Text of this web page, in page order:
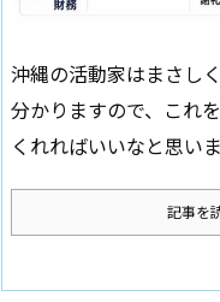
沖縄の活動家はまさし
分かりますので、これ
くれればいいなと思いま
記事を